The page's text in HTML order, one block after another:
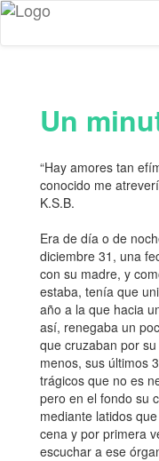
Un
“Hay amores tan
conocido me
K.S.B.
Era de día o de
diciembre 31, una
con su madre, y
estaba, tenía que
año a la que hacia
así, renegaba un
que cruzaban por
menos, sus últimos
trágicos que no es
pero en el fondo su
mediante latidos
cena y por primera
escuchar a ese